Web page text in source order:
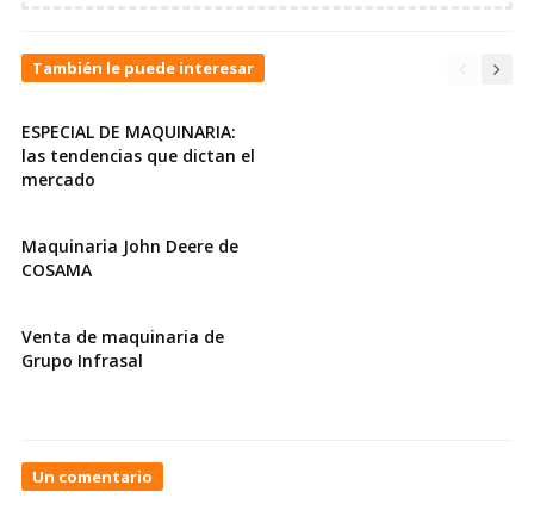
También le puede interesar
ESPECIAL DE MAQUINARIA:
las tendencias que dictan el
mercado
Maquinaria John Deere de
COSAMA
Venta de maquinaria de
Grupo Infrasal
Un comentario